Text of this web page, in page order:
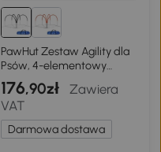
PawHut Zestaw Agility dla
Psów, 4-elementowy
zestaw szkoleniowy dla
psów z kołami
slalomowymi, zestaw
agility dla psów z torbą z
oxfordu, czarny
176,90zł
Zawiera
VAT
Darmowa dostawa